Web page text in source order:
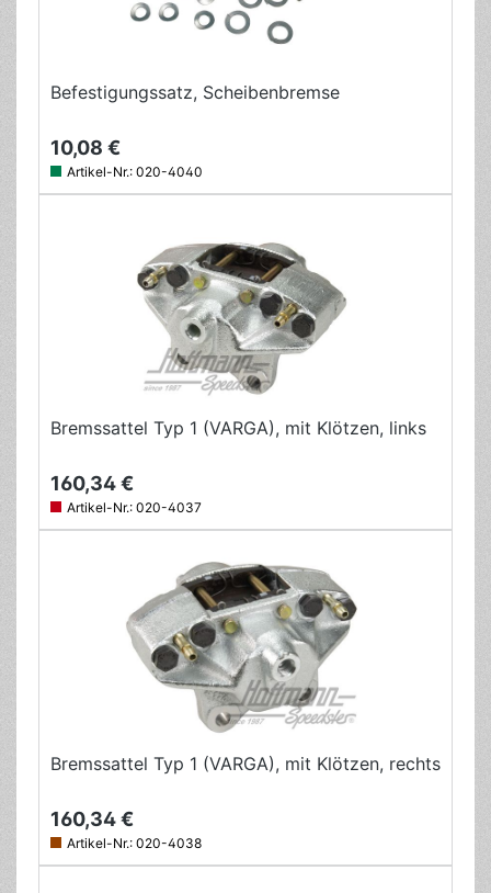
Befestigungssatz, Scheibenbremse
10,08 €
Artikel-Nr.: 020-4040
Bremssattel Typ 1 (VARGA), mit Klötzen, links
160,34 €
Artikel-Nr.: 020-4037
Bremssattel Typ 1 (VARGA), mit Klötzen, rechts
160,34 €
Artikel-Nr.: 020-4038